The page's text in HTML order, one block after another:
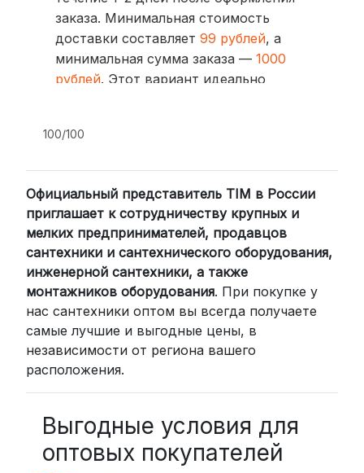
заказа. Минимальная стоимость
доставки составляет 99 рублей, а
минимальная сумма заказа — 1000
рублей. Этот вариант идеально
компании (СДЭК, BoxBerry, DPD)
Для клиентов из других регионов
России мы сотрудничаем с
проверенными транспортными
компаниями:
СДЭК: Выбирайте доставку до
пункта выдачи (от 2 дней) или
курьером до двери (от 3 дней).
Стоимость начинается от300
рублей
пунктов выдачи или курьером.
Сроки — от 2 дней, стоимость — от
350 рублей
100/100
Официальный представитель TIM в России
приглашает к сотрудничеству крупных и
мелких предпринимателей, продавцов
сантехники и сантехнического оборудования,
инженерной сантехники, а также
монтажников оборудования. При покупке у
нас сантехники оптом вы всегда получаете
самые лучшие и выгодные цены, в
независимости от региона вашего
расположения.
Выгодные условия для
оптовых покупателей